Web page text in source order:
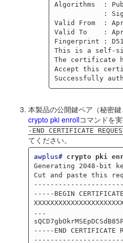
Algorithms  :
Valid From  : Apr
Valid To    : Apr
Fingerprint :
This is a self-
The certificate
Accept this
本製品の公開鍵ペア（秘密
crypto pki enrollコマンドを
-END CERTIFICATE
てください。
awplus# crypto pki
Generating 2048-bit
Cut and paste this
-----BEGIN
...
-----END CERTIFICATE